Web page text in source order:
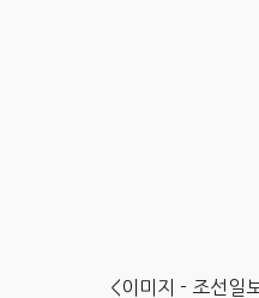
<이미지 - 조선일